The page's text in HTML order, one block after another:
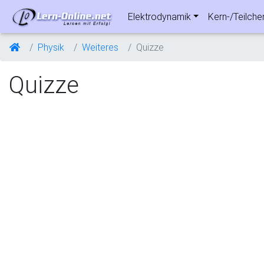
Elektrodynamik Kern-/
Physik Weiteres Quizze
Quizze